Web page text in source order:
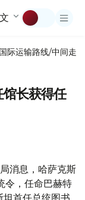
际运输路线/中间走廊
长获得任
消息，哈萨克斯
令，任命巴赫特
坦首任总统图书